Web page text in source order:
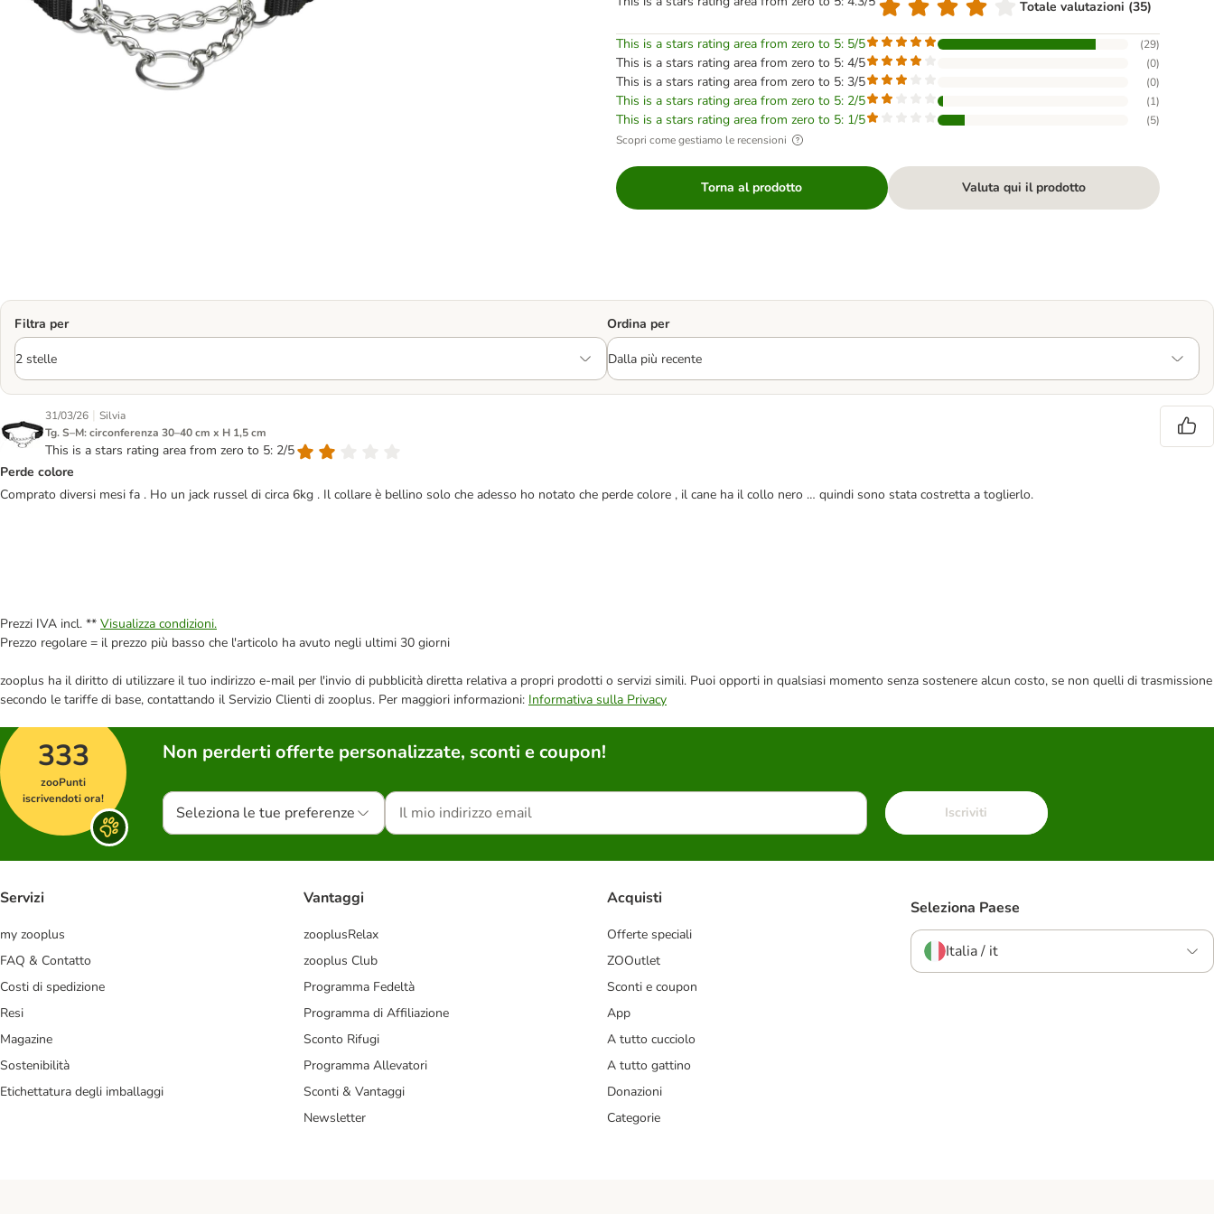
Totale valutazioni (35)
This is a stars rating area from zero to 5: 5/5 (29)
This is a stars rating area from zero to 5: 4/5 (0)
This is a stars rating area from zero to 5: 3/5 (0)
This is a stars rating area from zero to 5: 2/5 (1)
This is a stars rating area from zero to 5: 1/5 (5)
Scopri come gestiamo le recensioni
Torna al prodotto Valuta qui il prodotto
Filtra per Ordina per
31/03/26 | Silvia
Tg. S–M: circonferenza 30–40 cm x H 1,5 cm
This is a stars rating area from zero to 5: 2/5
Perde colore
Comprato diversi mesi fa . Ho un jack russel di circa 6kg . Il collare è bellino solo che adesso ho notato che perde colore , il cane ha il collo nero … quindi sono stata costretta a toglierlo.
Prezzi IVA incl. ** Visualizza condizioni.
Prezzo regolare = il prezzo più basso che l'articolo ha avuto negli ultimi 30 giorni
zooplus ha il diritto di utilizzare il tuo indirizzo e-mail per l'invio di pubblicità diretta relativa a propri prodotti o servizi simili. Puoi opporti in qualsiasi momento senza sostenere alcun costo, se non quelli di trasmissione
secondo le tariffe di base, contattando il Servizio Clienti di zooplus. Per maggiori informazioni: Informativa sulla Privacy
333
zooPunti
iscrivendoti ora!
Non perderti offerte personalizzate, sconti e coupon!
Seleziona le tue preferenze Iscriviti
Servizi
my zooplus
FAQ & Contatto
Costi di spedizione
Resi
Magazine
Sostenibilità
Etichettatura degli imballaggi
Vantaggi
zooplusRelax
zooplus Club
Programma Fedeltà
Programma di Affiliazione
Sconto Rifugi
Programma Allevatori
Sconti & Vantaggi
Newsletter
Acquisti
Offerte speciali
ZOOutlet
Sconti e coupon
App
A tutto cucciolo
A tutto gattino
Donazioni
Categorie
Seleziona Paese
Italia / it